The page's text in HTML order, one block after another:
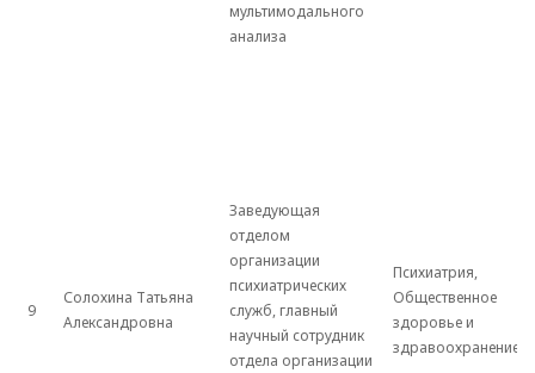
мультимодального
анализа
9
Солохина Татьяна
Александровна
Заведующая
отделом
организации
психиатрических
служб, главный
научный сотрудник
отдела организации
Психиатрия,
Общественное
здоровье и
здравоохранение